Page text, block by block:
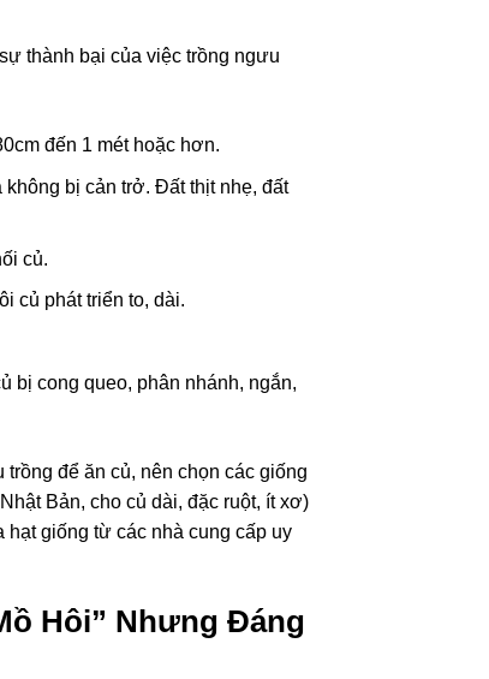
thành bại của việc trồng ngưu
đến 1 mét hoặc hơn.
bị cản trở. Đất thịt nhẹ, đất
củ.
củ phát triển to, dài.
bị cong queo, phân nhánh, ngắn,
để ăn củ, nên chọn các giống
Bản, cho củ dài, đặc ruột, ít xơ)
giống từ các nhà cung cấp uy
Hôi” Nhưng Đáng